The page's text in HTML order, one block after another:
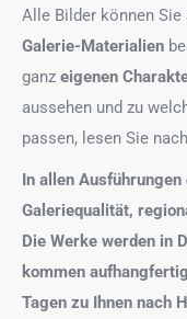
Alle Bilder können Sie
Galerie-Materialien
ganz eigenen
aussehen und zu
passen, lesen Sie
In allen
Galeriequalität,
Die Werke werden in
kommen
Tagen zu Ihnen nach